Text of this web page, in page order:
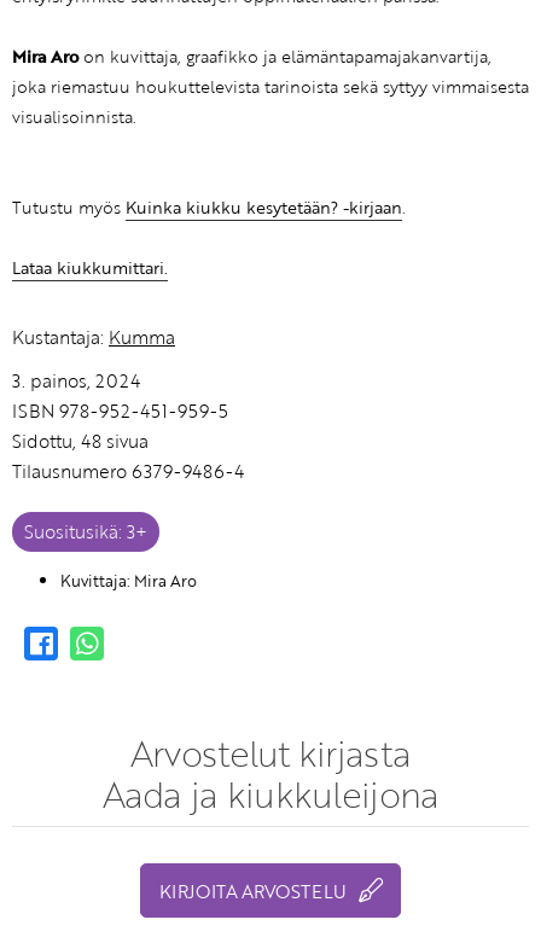
Mira Aroon kuvittaja, graafikko ja elämäntapamajakanvartija,
joka riemastuu houkuttelevista tarinoista sekä syttyy vimmaisesta
visualisoinnista.
Tutustu myös Kuinka kiukku kesytetään? -kirjaan.
Lataa kiukkumittari.
Kustantaja: Kumma
3. painos, 2024
ISBN 978-952-451-959-5
Sidottu, 48 sivua
Tilausnumero 6379-9486-4
Suositusikä: 3+
Kuvittaja: Mira Aro
Arvostelut kirjasta
Aada ja kiukkuleijona
KIRJOITA ARVOSTELU